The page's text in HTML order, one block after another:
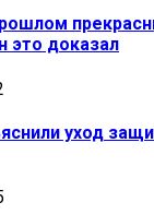
это доказал
уход